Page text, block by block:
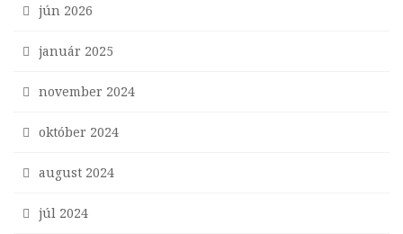
jún 2026
január 2025
november 2024
október 2024
august 2024
júl 2024